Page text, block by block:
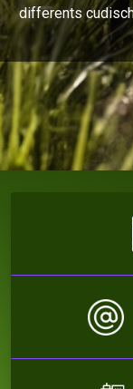
differents